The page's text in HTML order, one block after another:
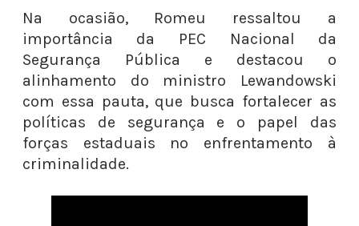
Na ocasião, Romeu ressaltou a
importância da PEC Nacional da
Segurança Pública e destacou o
alinhamento do ministro Lewandowski
com essa pauta, que busca fortalecer as
políticas de segurança e o papel das
forças estaduais no enfrentamento à
criminalidade.